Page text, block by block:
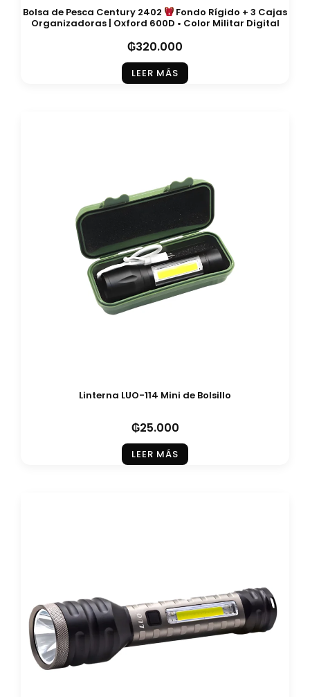
Bolsa de Pesca Century 2402
Fondo Rígido + 3 Cajas
Organizadoras | Oxford 600D • Color Militar Digital
₲320.000
LEER MÁS
Linterna LUO-114 Mini de Bolsillo
₲25.000
LEER MÁS